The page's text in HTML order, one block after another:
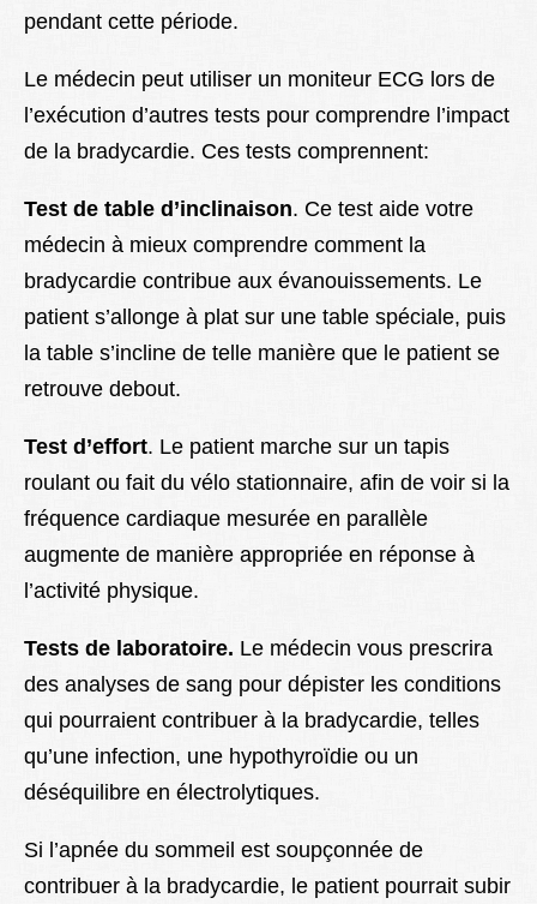
pendant cette période.
Le médecin peut utiliser un moniteur ECG lors de
l’exécution d’autres tests pour comprendre l’impact
de la bradycardie. Ces tests comprennent:
Test de table d’inclinaison. Ce test aide votre
médecin à mieux comprendre comment la
bradycardie contribue aux évanouissements. Le
patient s’allonge à plat sur une table spéciale, puis
la table s’incline de telle manière que le patient se
retrouve debout.
Test d’effort. Le patient marche sur un tapis
roulant ou fait du vélo stationnaire, afin de voir si la
fréquence cardiaque mesurée en parallèle
augmente de manière appropriée en réponse à
l’activité physique.
Tests de laboratoire. Le médecin vous prescrira
des analyses de sang pour dépister les conditions
qui pourraient contribuer à la bradycardie, telles
qu’une infection, une hypothyroïdie ou un
déséquilibre en électrolytiques.
Si l’apnée du sommeil est soupçonnée de
contribuer à la bradycardie, le patient pourrait subir